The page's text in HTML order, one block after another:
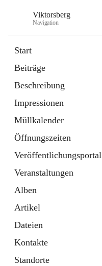
Viktorsberg
Navigation
Start
Beiträge
Beschreibung
Impressionen
Müllkalender
Öffnungszeiten
Veröffentlichungsportal
Veranstaltungen
Alben
Artikel
Dateien
Kontakte
Standorte
1 Schnellzugriff
Bürgerservice
10 Schnellzugriffe